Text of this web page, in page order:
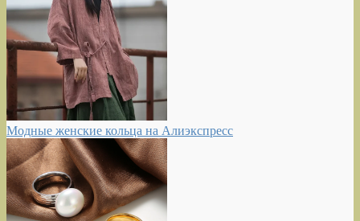
Модные женские кольца на Алиэкспресс